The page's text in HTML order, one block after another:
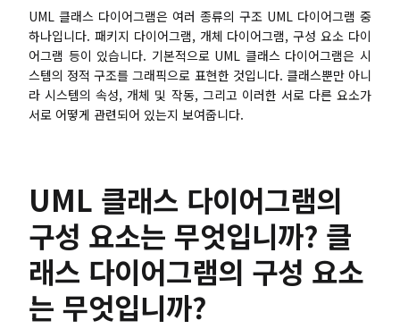
제품 기획
AI
창의성 & 다이어그램
AI 플로우차트
AI 사용자 여정 지도
AI 피시본 다이어그램
계획 & 처리
UML 클래스 다이어그램은 여러 종류의 구조 UML 다이어그램 중
하나입니다. 패키지 다이어그램, 개체 다이어그램, 구성 요소 다이
어그램 등이 있습니다. 기본적으로 UML 클래스 다이어그램은 시
스템의 정적 구조를 그래픽으로 표현한 것입니다. 클래스뿐만 아니
라 시스템의 속성, 개체 및 작동, 그리고 이러한 서로 다른 요소가
서로 어떻게 관련되어 있는지 보여줍니다.
UML 클래스 다이어그램의
구성 요소는 무엇입니까? 클
래스 다이어그램의 구성 요소
는 무엇입니까?